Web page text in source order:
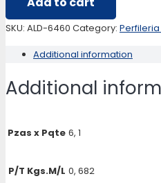
HOJA
VENTANA
quantity
SKU: ALD-6460 Category:
Additional information
Additional
Pzas x Pqte 6, 1
P/T Kgs.M/L 0, 682